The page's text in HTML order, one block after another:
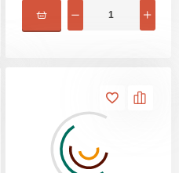
Rockwool
Технониколь